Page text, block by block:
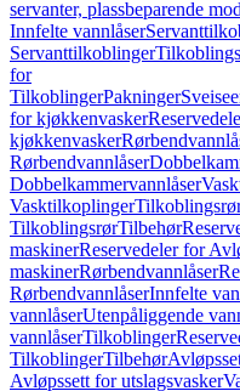
servanter, plassbeparende
Innfelte vannlåser
Servanttilkoblinger
for
TilkoblingerPakninger
for kjøkkenvasker
kjøkkenvasker
Rørbendvannlåser
Dobbelkammervannlåser
Vasktilkoplinger
TilkoblingsrørTilbehør
maskinerReservedeler for
maskinerRørbendvannlåser
RørbendvannlåserInnfelte
vannlåserUtenpåliggende
vannlåserTilkoblinger
TilkoblingerTilbehør
Avløpssett for utslagsvasker